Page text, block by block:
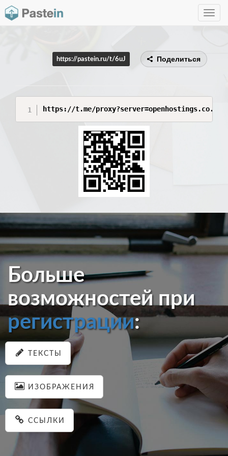
Toggle
https://pastein.ru/t/6uJ Поделиться
https://t.me/
Больше
возможностей при
регистрации:
ТЕКСТЫ
ИЗОБРАЖЕНИЯ
ССЫЛКИ